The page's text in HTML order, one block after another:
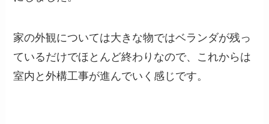
家の外観については大きな物ではベランダが残っ
ているだけでほとんど終わりなので、これからは
室内と外構工事が進んでいく感じです。